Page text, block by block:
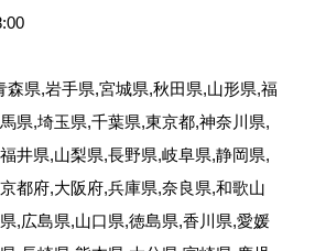
森県,岩手県,宮城県,秋田県,山形県,福
県,埼玉県,千葉県,東京都,神奈川県,
井県,山梨県,長野県,岐阜県,静岡県,
都府,大阪府,兵庫県,奈良県,和歌山
,広島県,山口県,徳島県,香川県,愛媛